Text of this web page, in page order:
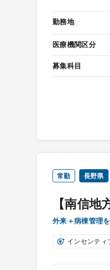
勤務地
医療機関区分
募集科目
常勤 長野県
【南信
外来＋病棟管理
インセンティ